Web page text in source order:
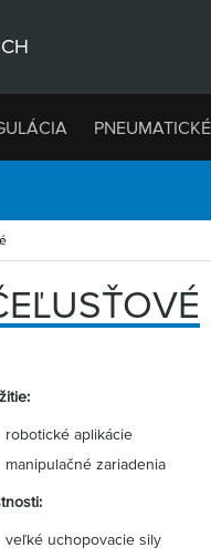
robotické aplikácie
manipulačné zariadenia
veľké uchopovacie sily